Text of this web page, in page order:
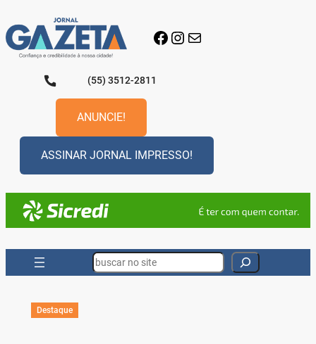
para
o
conteúdo
Facebook
Instagram
E-mail
(55) 3512-2811
ANUNCIE!
ASSINAR JORNAL IMPRESSO!
Search
Destaque